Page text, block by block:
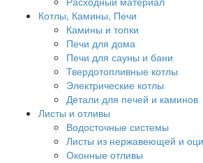
Котлы, Камины, Печи
Камины и топки
Печи для дома
Печи для сауны и бани
Твердотопливные котлы
Электрические котлы
Детали для печей и каминов
Листы и отливы
Водосточные системы
Листы из нержавеющей и
Оконные отливы